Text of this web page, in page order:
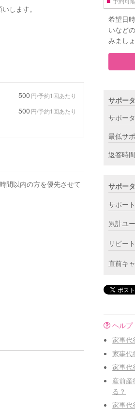
します。
500 円/予約1回あたり
500 円/予約1回あたり
間以内の方を優先させて
希望日
いなど
みまし
サポー
サポー
最低サ
返答時
サポー
サポー
累計ユ
リピー
直前キ
ヘルプ
家事代
家事代
家事代
産前産
る？
家事代